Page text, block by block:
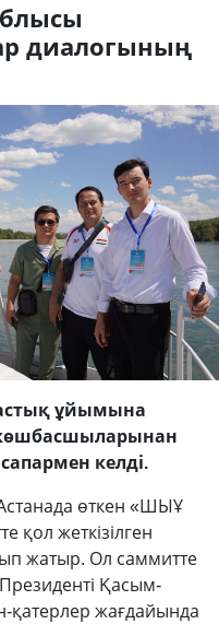
диалогының
ұйымына
келді.
өткен «ШЫҰ
қол жеткізілген
жатыр. Ол саммитте
Қасым-
жағдайында